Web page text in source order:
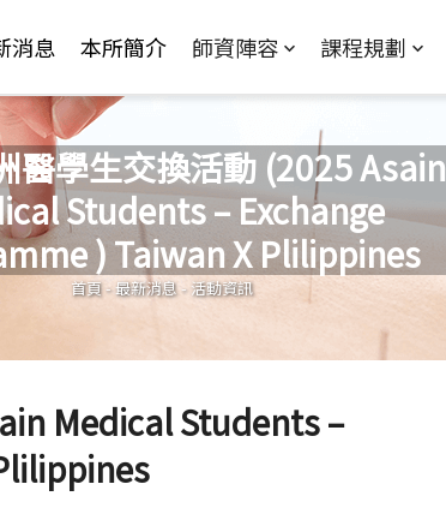
消息 本所簡介 師資陣容 課程規劃
醫學生交換活動 (2025 Asain
Students – Exchange
) Taiwan X Plilippines
您在這裡
首頁-最新消息- 活動資訊
Medical Students –